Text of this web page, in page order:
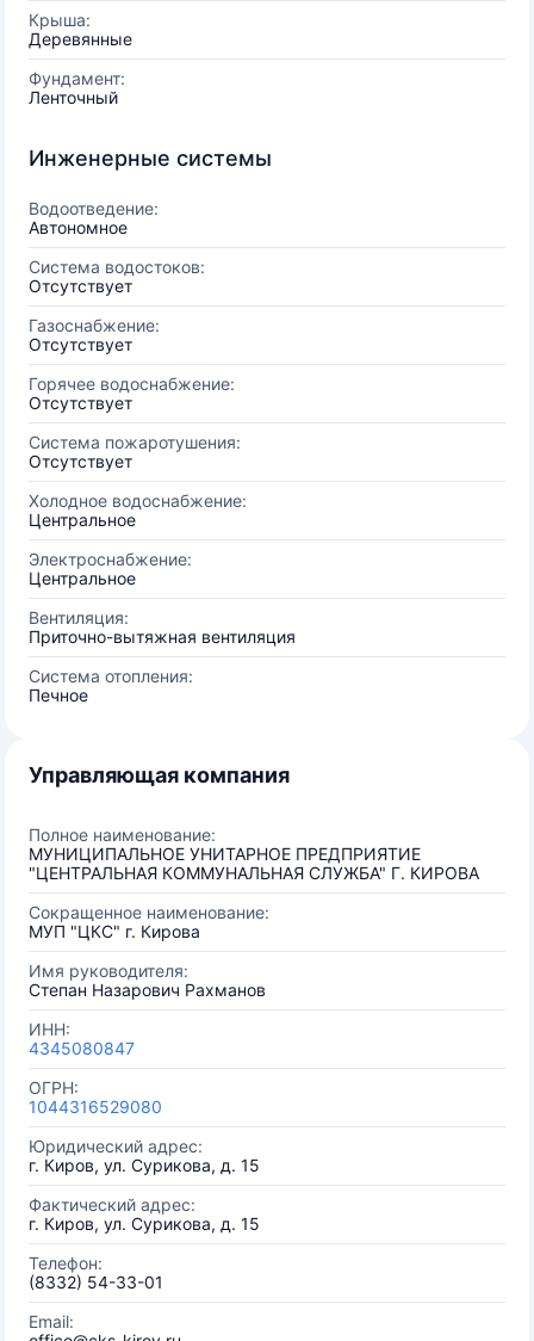
Крыша:
Деревянные
Фундамент:
Ленточный
Инженерные системы
Водоотведение:
Автономное
Система водостоков:
Отсутствует
Газоснабжение:
Отсутствует
Горячее водоснабжение:
Отсутствует
Система пожаротушения:
Отсутствует
Холодное водоснабжение:
Центральное
Электроснабжение:
Центральное
Вентиляция:
Приточно-вытяжная вентиляция
Система отопления:
Печное
Управляющая компания
Полное наименование:
МУНИЦИПАЛЬНОЕ УНИТАРНОЕ ПРЕДПРИЯТИЕ
"ЦЕНТРАЛЬНАЯ КОММУНАЛЬНАЯ СЛУЖБА" Г. КИРОВА
Сокращенное наименование:
МУП "ЦКС" г. Кирова
Имя руководителя:
Степан Назарович Рахманов
ИНН:
4345080847
ОГРН:
1044316529080
Юридический адрес:
г. Киров, ул. Сурикова, д. 15
Фактический адрес:
г. Киров, ул. Сурикова, д. 15
Телефон:
(8332) 54-33-01
Email: